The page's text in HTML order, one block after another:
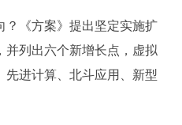
？《方案》提出坚定实施扩
并列出六个新增长点，虚拟
先进计算、北斗应用、新型